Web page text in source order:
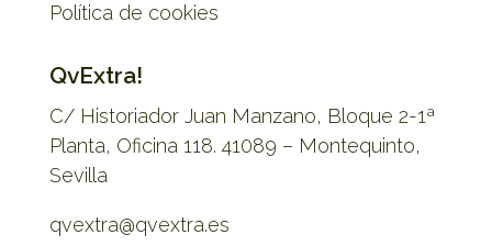
Política de cookies
QvExtra!
C/ Historiador Juan Manzano, Bloque 2-1ª
Planta, Oficina 118. 41089 – Montequinto,
Sevilla
qvextra@qvextra.es